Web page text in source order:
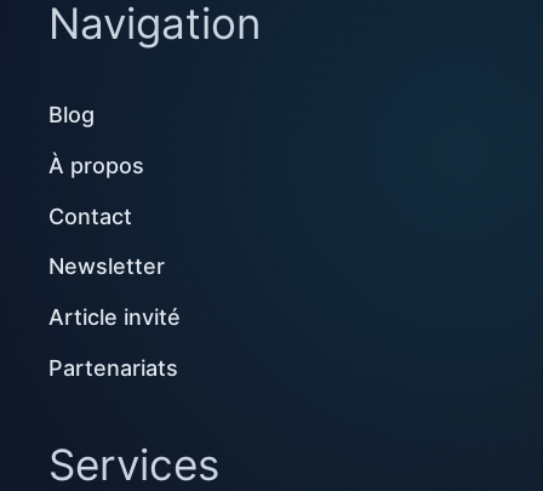
Navigation
Blog
À propos
Contact
Newsletter
Article invité
Partenariats
Services